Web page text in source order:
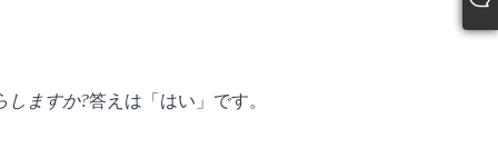
しますか?答えは「はい」です。